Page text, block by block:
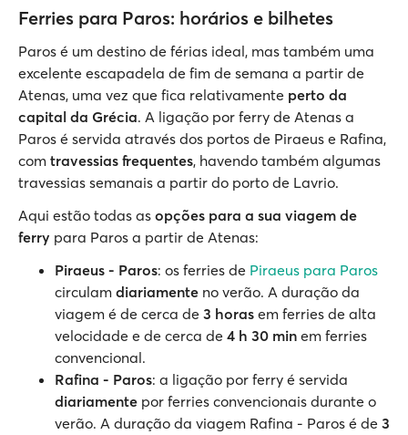
Ferries para Paros: horários e bilhetes
Paros é um destino de férias ideal, mas também uma
excelente escapadela de fim de semana a partir de
Atenas, uma vez que fica relativamente perto da
capital da Grécia. A ligação por ferry de Atenas a
Paros é servida através dos portos de Piraeus e Rafina,
com travessias frequentes, havendo também algumas
travessias semanais a partir do porto de Lavrio.
Aqui estão todas as opções para a sua viagem de
ferry para Paros a partir de Atenas:
Piraeus - Paros: os ferries de Piraeus para Paros
circulam diariamente no verão. A duração da
viagem é de cerca de 3 horas em ferries de alta
velocidade e de cerca de 4 h 30 min em ferries
convencional.
Rafina - Paros: a ligação por ferry é servida
diariamente por ferries convencionais durante o
verão. A duração da viagem Rafina - Paros é de 3